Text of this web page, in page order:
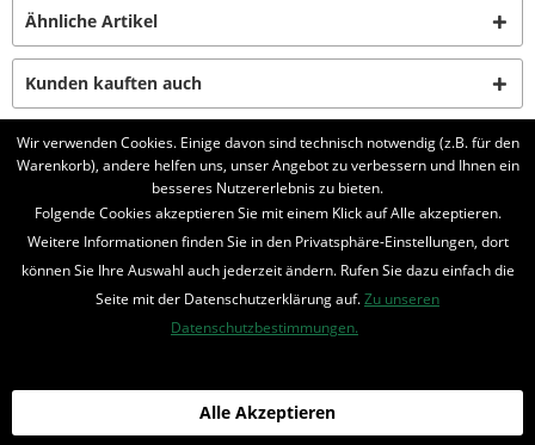
Ähnliche Artikel
Kunden kauften auch
Kunden haben sich ebenfalls angesehen
BELIEBTE SERIEN
UNSER SHOP
Bestellung widerrufen
Wir verwenden Cookies. Einige davon sind technisch notwendig (z.B. für den
Warenkorb), andere helfen uns, unser Angebot zu verbessern und Ihnen ein
besseres Nutzererlebnis zu bieten.
Folgende Cookies akzeptieren Sie mit einem Klick auf Alle akzeptieren.
Weitere Informationen finden Sie in den Privatsphäre-Einstellungen, dort
können Sie Ihre Auswahl auch jederzeit ändern. Rufen Sie dazu einfach die
Seite mit der Datenschutzerklärung auf.Zu unseren
Datenschutzbestimmungen.
Alle Akzeptieren